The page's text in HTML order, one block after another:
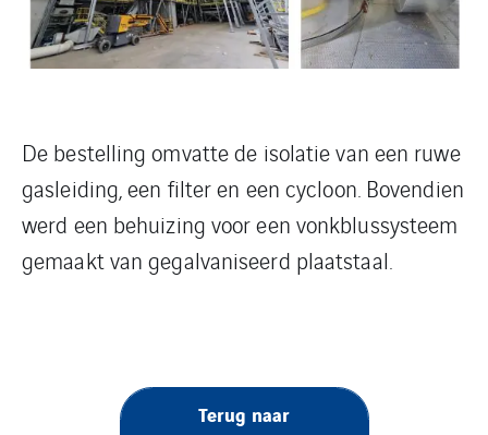
De bestelling omvatte de isolatie van een ruwe
gasleiding, een filter en een cycloon. Bovendien
werd een behuizing voor een vonkblussysteem
gemaakt van gegalvaniseerd plaatstaal.
Terug naar